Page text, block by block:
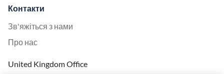
Контакти
Зв'яжіться з нами
Про нас
United Kingdom Office